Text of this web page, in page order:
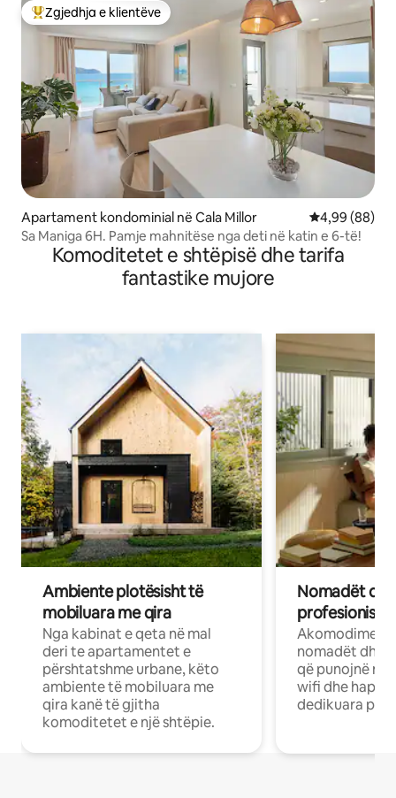
Më të mirat e zgjedhjeve të klientëve
Zgjedhja e klientëve
Apartament kondominial në Cala Millor Vlerësimi
4,99 (88)
Sa Maniga 6H. Pamje mahnitëse nga deti në katin e 6-të!
Komoditetet e shtëpisë dhe tarifa
fantastike mujore
Ambiente plotësisht të
mobiluara me qira
Nga kabinat e qeta në mal
deri te apartamentet e
përshtatshme urbane, këto
ambiente të mobiluara me
qira kanë të gjitha
komoditetet e një shtëpie.
Nomadët
Akomodime
nomadët dhe
që punojnë në
wifi dhe
dedikuara